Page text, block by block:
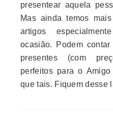
presentear aquela
Mas ainda temos
artigos
ocasião. Podem
presentes (com
perfeitos para o
que tais. Fiquem desse